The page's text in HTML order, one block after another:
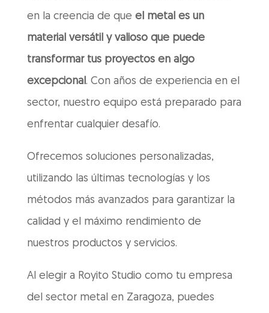
en la creencia de que el metal es un
material versátil y valioso que puede
transformar tus proyectos en algo
excepcional. Con años de experiencia en el
sector, nuestro equipo está preparado para
enfrentar cualquier desafío.
Ofrecemos soluciones personalizadas,
utilizando las últimas tecnologías y los
métodos más avanzados para garantizar la
calidad y el máximo rendimiento de
nuestros productos y servicios.
Al elegir a Royito Studio como tu empresa
del sector metal en Zaragoza, puedes